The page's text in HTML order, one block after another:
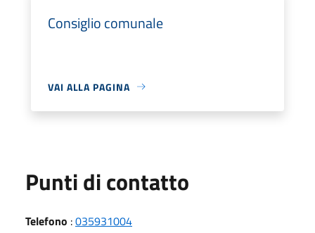
Consiglio comunale
VAI ALLA PAGINA
Punti di contatto
Telefono :035931004